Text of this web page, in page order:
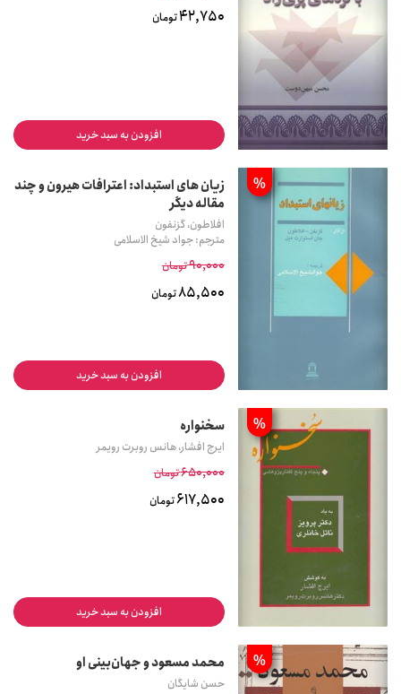
42,750تومان
افزودن به سبد خرید
%
زیان های استبداد: اعترافات هیرون و چند
مقاله دیگر
افلاطون، گزنفون
مترجم: جواد شیخ الاسلامی
90,000تومان
85,500تومان
افزودن به سبد خرید
% سخنواره
ایرج افشار، هانس روبرت رویمر
650,000تومان
617,500تومان
افزودن به سبد خرید
% محمد مسعود و جهان‌بینی او
حسن شایگان